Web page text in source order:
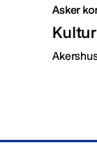
Asker